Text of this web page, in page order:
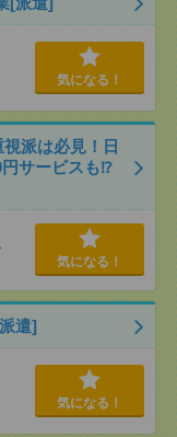
気になる！
派は必見！日
サービスも⁉
気になる！
遣]
気になる！